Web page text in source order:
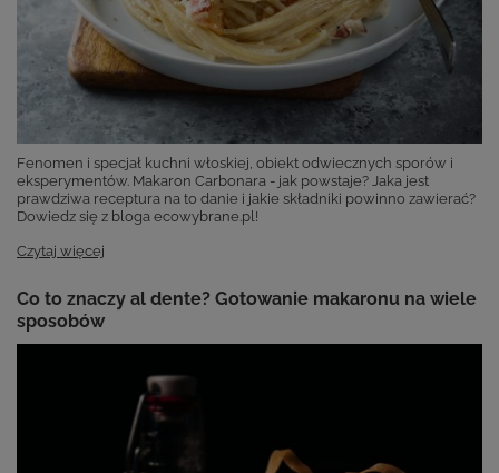
Fenomen i specjał kuchni włoskiej, obiekt odwiecznych sporów i
eksperymentów. Makaron Carbonara - jak powstaje? Jaka jest
prawdziwa receptura na to danie i jakie składniki powinno zawierać?
Dowiedz się z bloga ecowybrane.pl!
Czytaj więcej
Co to znaczy al dente? Gotowanie makaronu na wiele
sposobów